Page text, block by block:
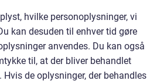
hvilke personoplysninger, vi
kan desuden til enhver tid gøre
anvendes. Du kan også
til, at der bliver behandlet
de oplysninger, der behandles